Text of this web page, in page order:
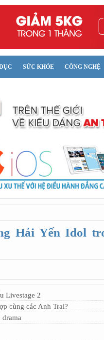
SỨC KHỎE CÔNG NGHỆ
Hải Yến Idol
Livestage 2
cùng các Anh Trai?